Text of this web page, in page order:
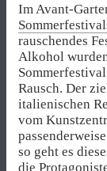
Im Avant-
rauschendes
Alkohol
Rausch. Der
italienischen
vom
passenderweise
so geht es
die